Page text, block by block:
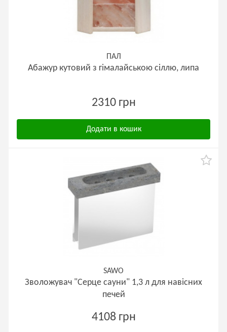
ПАЛ
Абажур кутовий з гімалайською сіллю, липа
2310 грн
Додати в кошик
SAWO
Зволожувач "Серце сауни" 1,3 л для навісних
печей
4108 грн